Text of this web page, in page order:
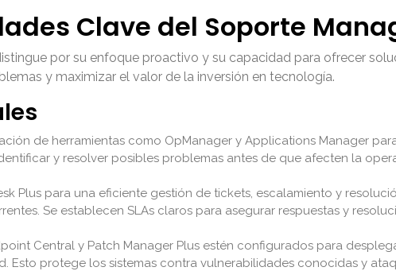
Clave del Soporte
por su enfoque proactivo y su capacidad para ofrecer
y maximizar el valor de la inversión en tecnología.
de herramientas como OpManager y Applications Manager
y resolver posibles problemas antes de que afecten la
Plus para una eficiente gestión de tickets, escalamiento y
Se establecen SLAs claros para asegurar respuestas y
Central y Patch Manager Plus estén configurados para
Esto protege los sistemas contra vulnerabilidades conocidas y